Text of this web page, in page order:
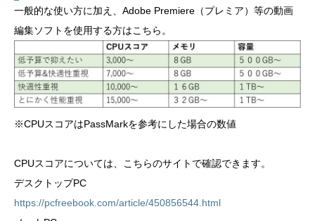
一般的な使い方に加え、Adobe Premiere（プレミア）等の動画
編集ソフトを使用する方はこちら。
※CPUスコアはPassMarkを参考にした場合の数値
CPUスコアについては、こちらのサイトで確認できます。
デスクトップPC
https://pcfreebook.com/article/450856544.html